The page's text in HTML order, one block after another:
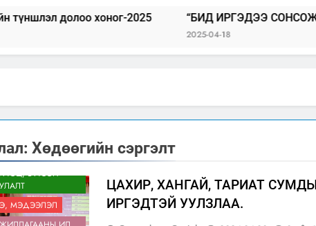
хоног-2025 “БИД ИРГЭДЭЭ СОНСОЖ, ШИЙДНЭ”
Хөдөөгийн сэргэлт
БҮТЭЭН
МЭДЭЭЛЭЛ
ЦАХИР, ХАНГАЙ, ТАРИАТ
ИРГЭДТЭЙ УУЛЗЛАА.